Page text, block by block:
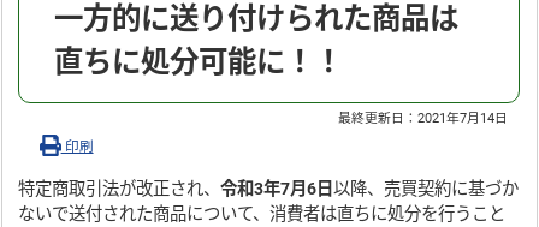
一方的に送り付けられた商品は
直ちに処分可能に！！
最終更新日：2021年7月14日
印刷
特定商取引法が改正され、令和3年7月6日以降、売買契約に基づか
ないで送付された商品について、消費者は直ちに処分を行うこと